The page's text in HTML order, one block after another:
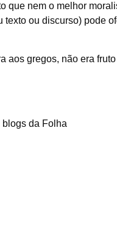
que nem o melhor
ou discurso) pode
aos gregos, não era
da Folha